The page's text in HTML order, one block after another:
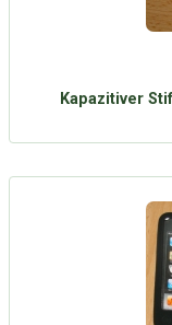
Kapazitiver